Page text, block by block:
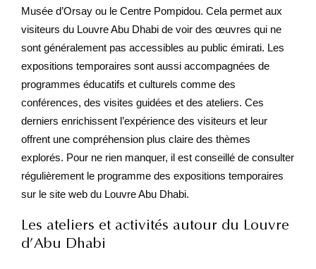
Musée d’Orsay ou le Centre Pompidou. Cela permet aux
visiteurs du Louvre Abu Dhabi de voir des œuvres qui ne
sont généralement pas accessibles au public émirati. Les
expositions temporaires sont aussi accompagnées de
programmes éducatifs et culturels comme des
conférences, des visites guidées et des ateliers. Ces
derniers enrichissent l’expérience des visiteurs et leur
offrent une compréhension plus claire des thèmes
explorés. Pour ne rien manquer, il est conseillé de consulter
régulièrement le programme des expositions temporaires
sur le site web du Louvre Abu Dhabi.
Les ateliers et activités autour du Louvre
d’Abu Dhabi